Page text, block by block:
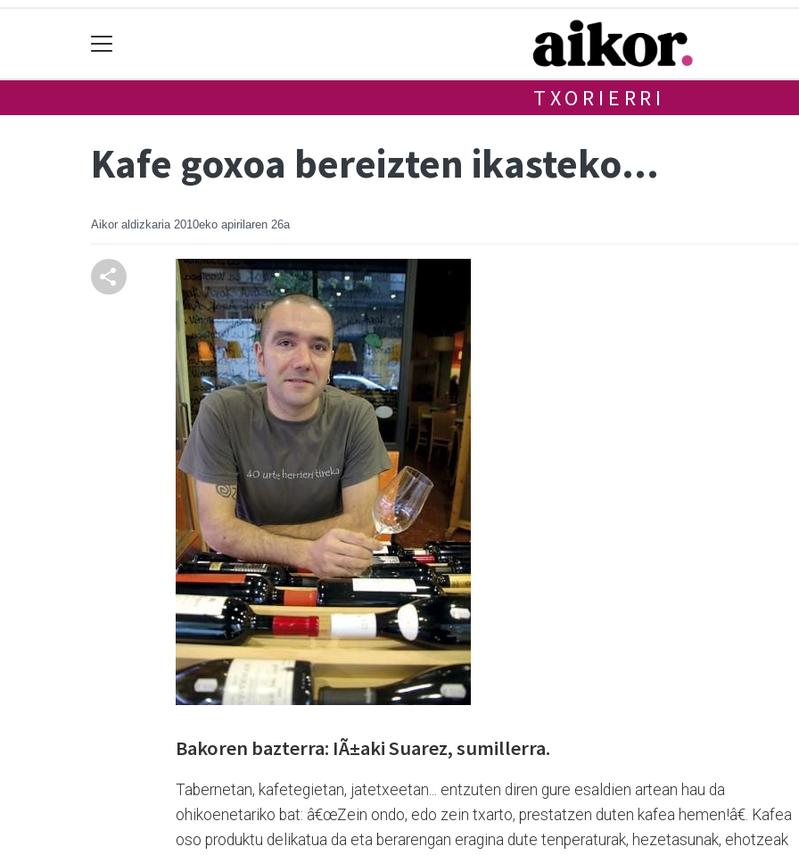
TXORIERRI
Kafe goxoa bereizten ikasteko...
Aikor aldizkaria 2010eko apirilaren 26a
Bakoren bazterra: IÃ±aki Suarez, sumillerra.
Tabernetan, kafetegietan, jatetxeetan... entzuten diren gure esaldien artean hau da
ohikoenetariko bat: â€œZein ondo, edo zein txarto, prestatzen duten kafea hemen!â€. Kafea
oso produktu delikatua da eta berarengan eragina dute tenperaturak, hezetasunak, ehotzeak